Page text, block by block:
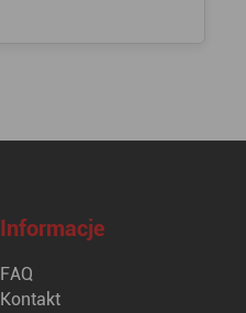
Informacje
FAQ
Kontakt